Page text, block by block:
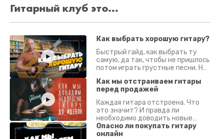
Гитарный клуб это...
Как выбрать хорошую гитару?
Быстрый гайд, как выбрать ту
самую, да так, чтобы не пришлось
потом играть грустные песни. На
Как мы отстраиваем гитары
перед продажей
Каждая гитара отстроена. Что
это значит? И правда ли
необходимо доводить новые
гитары? Если кратко - да.
Подробно - в видео :)
Опасно ли покупать гитару
онлайн